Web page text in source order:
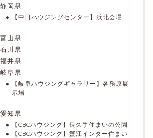
静岡県
【中日ハウジングセンター】浜北会場
富山県
石川県
福井県
岐阜県
【岐阜ハウジングギャラリー】各務原展
示場
愛知県
【CBCハウジング】長久手住まいの公園
【CBCハウジング】蟹江インター住まい